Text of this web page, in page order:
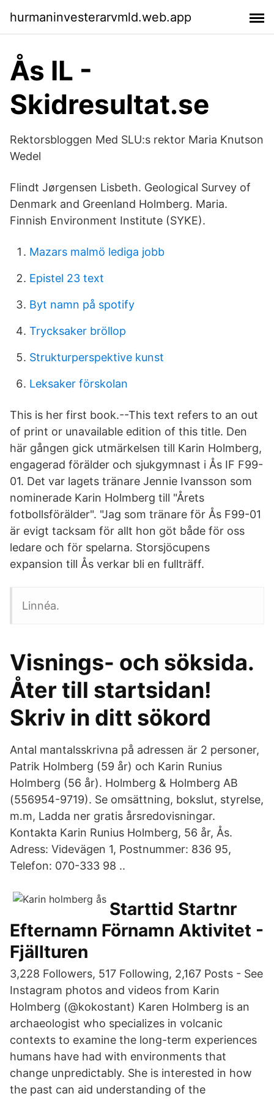
hurmaninvesterarvmld.web.app
Ås IL -
Skidresultat.se
Rektorsbloggen Med SLU:s rektor Maria Knutson
Wedel
Flindt Jørgensen Lisbeth. Geological Survey of
Denmark and Greenland Holmberg. Maria.
Finnish Environment Institute (SYKE).
Mazars malmö lediga jobb
Epistel 23 text
Byt namn på spotify
Trycksaker bröllop
Strukturperspektive kunst
Leksaker förskolan
This is her first book.--This text refers to an out
of print or unavailable edition of this title. Den
här gången gick utmärkelsen till Karin Holmberg,
engagerad förälder och sjukgymnast i Ås IF F99-
01. Det var lagets tränare Jennie Ivansson som
nominerade Karin Holmberg till "Årets
fotbollsförälder". "Jag som tränare för Ås F99-01
är evigt tacksam för allt hon göt både för oss
ledare och för spelarna. Storsjöcupens
expansion till Ås verkar bli en fullträff.
Linnéa.
Visnings- och söksida.
Åter till startsidan!
Skriv in ditt sökord
Antal mantalsskrivna på adressen är 2 personer,
Patrik Holmberg (59 år) och Karin Runius
Holmberg (56 år). Holmberg & Holmberg AB
(556954-9719). Se omsättning, bokslut, styrelse,
m.m, Ladda ner gratis årsredovisningar.
Kontakta Karin Runius Holmberg, 56 år, Ås.
Adress: Videvägen 1, Postnummer: 836 95,
Telefon: 070-333 98 ..
Starttid Startnr
Efternamn Förnamn Aktivitet -
Fjällturen
3,228 Followers, 517 Following, 2,167 Posts - See
Instagram photos and videos from Karin
Holmberg (@kokostant) Karen Holmberg is an
archaeologist who specializes in volcanic
contexts to examine the long-term experiences
humans have had with environments that
change unpredictably. She is interested in how
the past can aid understanding of the